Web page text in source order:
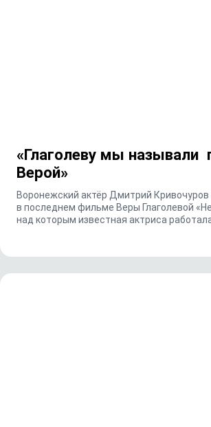
«Глаголеву мы называли
Верой»
Воронежский актёр Дмитрий Кривочуров
в последнем фильме Веры Глаголевой
над которым известная актриса